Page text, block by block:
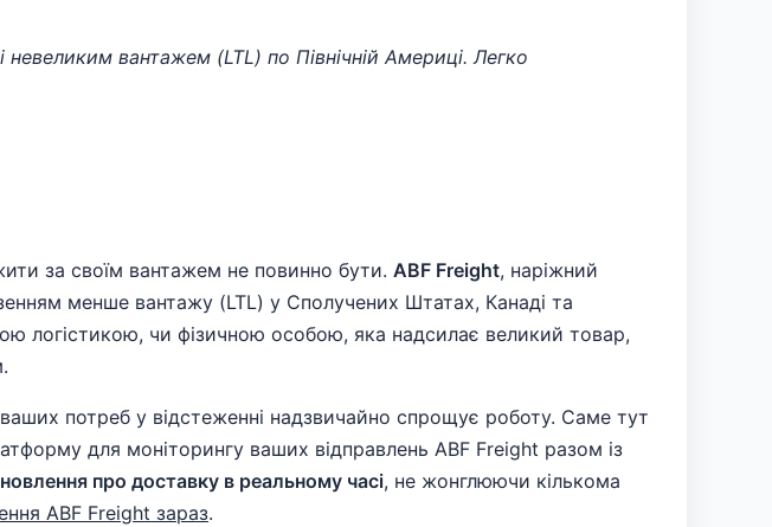
невеликим вантажем (LTL) по Північній Америці. Легко
за своїм вантажем не повинно бути. ABF Freight, наріжний
менше вантажу (LTL) у Сполучених Штатах, Канаді та
логістикою, чи фізичною особою, яка надсилає великий товар,
потреб у відстеженні надзвичайно спрощує роботу. Саме тут
для моніторингу ваших відправлень ABF Freight разом із
про доставку в реальному часі, не жонглюючи кількома
ABF Freight зараз.